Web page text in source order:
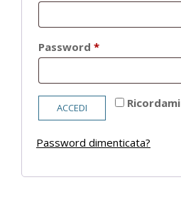
Password *Richiesto
Ricordami
ACCEDI
Password dimenticata?